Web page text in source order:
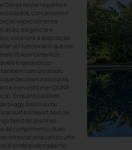
Coruja reúne requinte e
cuidados, com árvores e
especialmente
elegância e
você terá à disposição
um funcionário que ele
16 Apartamentos
e românticos -
com um studio
que decoram a pousada,
com vista mar (DUNA
Enquanto estiver
buggy, barco ou de
surf e kitesurf. Mas se
tem três piscinas
de comprimento, duas
refrescar enquanto curte
ainda pode nadar no